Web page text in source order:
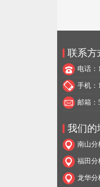
联系方
电话：
手机：
邮箱：
我们的
南山分
福田分
龙华分